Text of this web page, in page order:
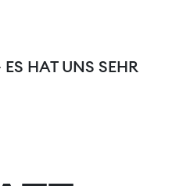
HAT UNS SEHR